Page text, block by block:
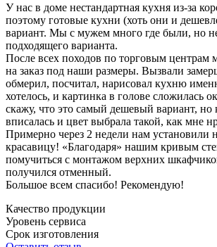
У нас в доме нестандартная кухня из-за
поэтому готовые кухни (хоть они и
вариант. Мы с мужем много где были, но
подходящего варианта.
После всех походов по торговым центрам
на заказ под наши размеры. Вызвали
обмерил, посчитал, нарисовал кухню
хотелось, и картинка в голове сложилась
скажу, что это самый дешевый вариант, но
вписалась и цвет выбрала такой, как мне
Примерно через 2 недели нам установили
красавицу! «Благодаря» нашим кривым
помучиться с монтажом верхних
получился отменный.
Большое всем спасибо! Рекомендую!
Качество продукции
Уровень сервиса
Срок изготовления